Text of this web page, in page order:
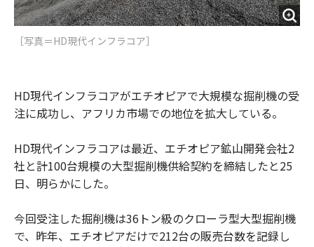
［写真＝HD現代インフラコア］
HD現代インフラコアがエチオピアで大規模な掘削機の受
注に成功し、アフリカ市場での地位を拡大している。
HD現代インフラコアは最近、エチオピア鉱山開発会社2
社と計100台規模の大型掘削機供給契約を締結したと25
日、明らかにした。
今回受注した掘削機は36トン級のクローラ型大型掘削機
で、昨年、エチオピアだけで212台の販売台数を記録し